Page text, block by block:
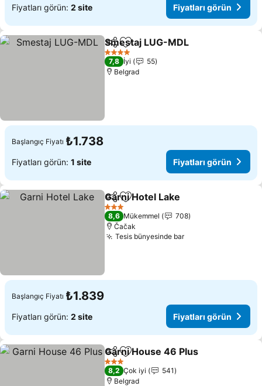
Fiyatları görün: 2 site Fiyatları görün
PaylaşFavorilerime ekle
Smestaj LUG-MDL
4 Yıldız
7,8 İyi
55
Belgrad
Başlangıç Fiyatı ₺1.738
Fiyatları görün: 1 site Fiyatları görün
PaylaşFavorilerime ekle
Garni Hotel Lake
3 Yıldız
8,6 Mükemmel
708
Čačak
Tesis bünyesinde barFiyatları görün
Başlangıç Fiyatı ₺1.839
Fiyatları görün: 2 site Fiyatları görün
PaylaşFavorilerime ekle
Garni House 46 Plus
3 Yıldız
8,2 Çok iyi
541
Belgrad